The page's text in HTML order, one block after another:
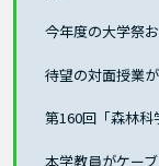
今年度の大学祭
待望の対面授業
第160回「森林
本学教員がケー